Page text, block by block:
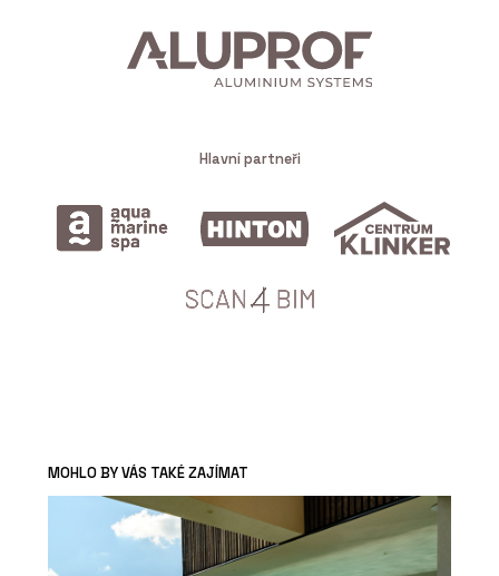
Hlavní partneři
MOHLO BY VÁS TAKÉ ZAJÍMAT